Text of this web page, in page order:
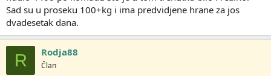
Sad su u proseku 100+kg i ima predvidjene hrane za jos
dvadesetak dana.
R Rodja88
Član